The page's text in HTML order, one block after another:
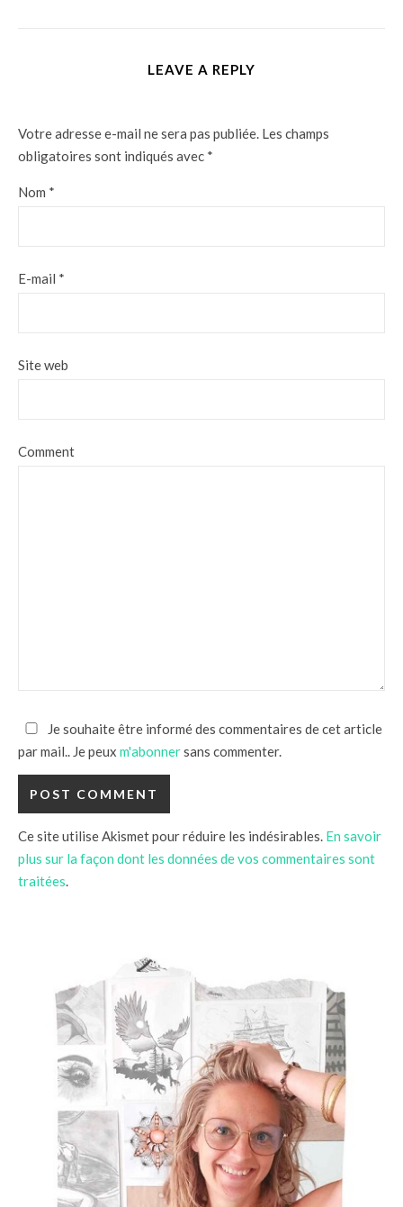
LEAVE A REPLY
Votre adresse e-mail ne sera pas publiée. Les champs
obligatoires sont indiqués avec *
Nom *
E-mail *
Site web
Comment
Je souhaite être informé des commentaires de cet article
par mail.. Je peux m'abonnersans commenter.
Ce site utilise Akismet pour réduire les indésirables. En savoir
plus sur la façon dont les données de vos commentaires sont
traitées.